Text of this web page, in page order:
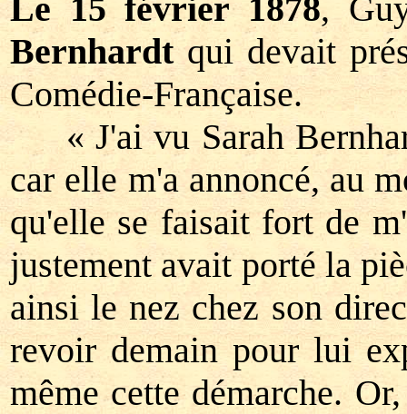
Le 15 février 1878,
Bernhardtqui devait
Comédie-Française.
« J'ai vu Sarah
car elle m'a annoncé, au
qu'elle se faisait fort de
justement avait porté la
ainsi le nez chez son
revoir demain pour lui
même cette démarche.